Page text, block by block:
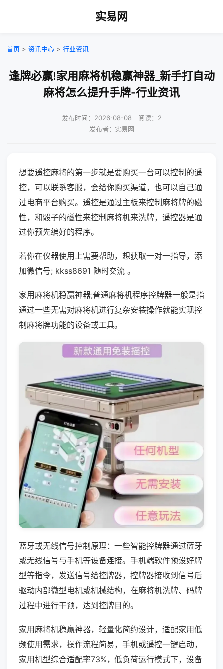
实易网
首页 > 资讯中心 > 行业资讯
逢牌必赢!家用麻将机稳赢神器_新手打自动
麻将怎么提升手牌-行业资讯
发布时间：2026-08-08｜阅读：2
发布者：实易网
想要遥控麻将的第一步就是要购买一台可以控制的遥
控，可以联系客服，会给你购买渠道，也可以自己通
过电商平台购买。遥控是通过主板来控制麻将牌的磁
性，和骰子的磁性来控制麻将机来洗牌，遥控器是通
过你预先编好的程序。
若你在仪器使用上需要帮助，想获取一对一指导，添
加微信号; kkss8691 随时交流 。
家用麻将机稳赢神器;普通麻将机程序控牌器一般是指
通过一些无需对麻将机进行复杂安装操作就能实现控
制麻将牌功能的设备或工具。
蓝牙或无线信号控制原理：一些智能控牌器通过蓝牙
或无线信号与手机等设备连接。手机端软件预设好牌
型等指令，发送信号给控牌器，控牌器接收到信号后
驱动内部微型电机或机械结构，在麻将机洗牌、码牌
过程中进行干预，达到控牌目的。
家用麻将机稳赢神器，轻量化简约设计，适配家用低
频使用需求，操作流程简易，手机或遥控一键启动，
家用机型综合适配率73%，低负荷运行模式下，设备